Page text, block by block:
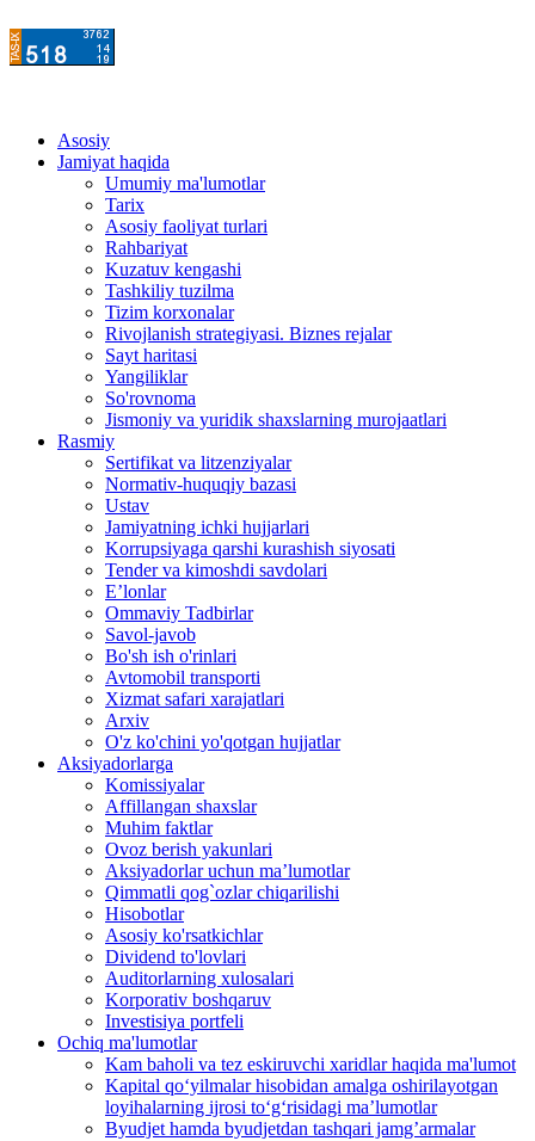
Asosiy
Jamiyat haqida
Umumiy ma'lumotlar
Tarix
Asosiy faoliyat turlari
Rahbariyat
Kuzatuv kengashi
Tashkiliy tuzilma
Tizim korxonalar
Rivojlanish strategiyasi. Biznes rejalar
Sayt haritasi
Yangiliklar
So'rovnoma
Jismoniy va yuridik shaxslarning murojaatlari
Rasmiy
Sertifikat va litzenziyalar
Normativ-huquqiy bazasi
Ustav
Jamiyatning ichki hujjarlari
Korrupsiyaga qarshi kurashish siyosati
Tender va kimoshdi savdolari
E’lonlar
Ommaviy Tadbirlar
Savol-javob
Bo'sh ish o'rinlari
Avtomobil transporti
Xizmat safari xarajatlari
Arxiv
O'z ko'chini yo'qotgan hujjatlar
Aksiyadorlarga
Komissiyalar
Affillangan shaxslar
Muhim faktlar
Ovoz berish yakunlari
Aksiyadorlar uchun ma’lumotlar
Qimmatli qog`ozlar chiqarilishi
Hisobotlar
Asosiy ko'rsatkichlar
Dividend to'lovlari
Auditorlarning xulosalari
Korporativ boshqaruv
Investisiya portfeli
Ochiq ma'lumotlar
Kam baholi va tez eskiruvchi xaridlar haqida ma'lumot
Kapital qo‘yilmalar hisobidan amalga oshirilayotgan
loyihalarning ijrosi to‘g‘risidagi maʼlumotlar
Byudjet hamda byudjetdan tashqari jamgʼarmalar